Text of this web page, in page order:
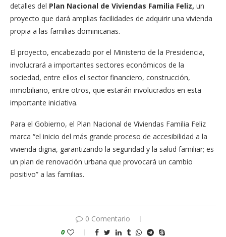
detalles del Plan Nacional de Viviendas Familia Feliz, un
proyecto que dará amplias facilidades de adquirir una vivienda
propia a las familias dominicanas.
El proyecto, encabezado por el Ministerio de la Presidencia,
involucrará a importantes sectores económicos de la
sociedad, entre ellos el sector financiero, construcción,
inmobiliario, entre otros, que estarán involucrados en esta
importante iniciativa.
Para el Gobierno, el Plan Nacional de Viviendas Familia Feliz
marca “el inicio del más grande proceso de accesibilidad a la
vivienda digna, garantizando la seguridad y la salud familiar; es
un plan de renovación urbana que provocará un cambio
positivo” a las familias.
0 Comentario
0